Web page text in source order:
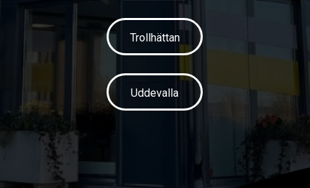
Trollhättan
Uddevalla